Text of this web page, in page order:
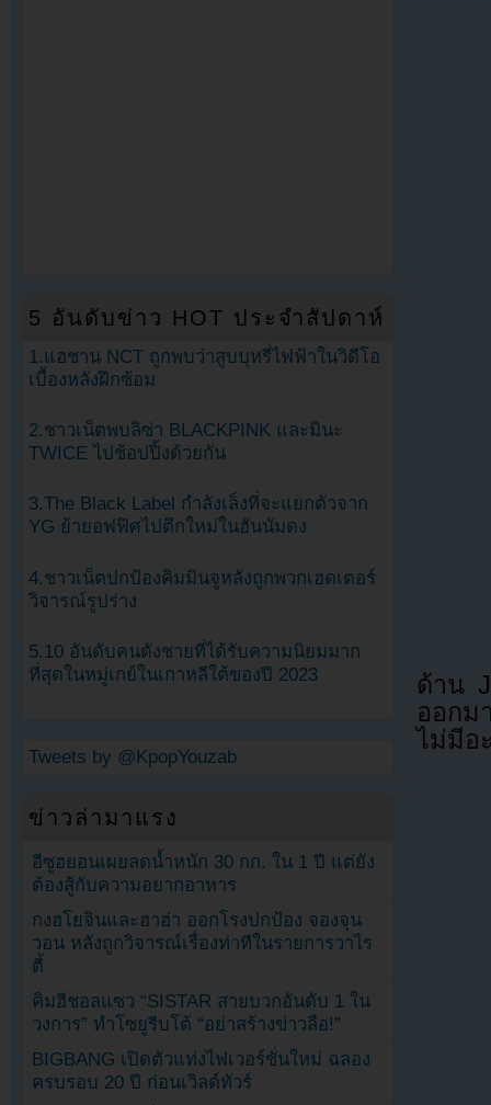
ด้าน
ออกม
ไม่มีอ
5 อันดับข่าว HOT ประจำสัปดาห์
1.แฮชาน NCT ถูกพบว่าสูบบุหรี่ไฟฟ้าในวิดีโอ
เบื้องหลังฝึกซ้อม
2.ชาวเน็ตพบลิซ่า BLACKPINK และมินะ
TWICE ไปช้อปปิ้งด้วยกัน
3.The Black Label กำลังเล็งที่จะแยกตัวจาก
YG ย้ายอฟฟิศไปตึกใหม่ในฮันนัมดง
4.ชาวเน็ตปกป้องคิมมินจูหลังถูกพวกเฮดเตอร์
วิจารณ์รูปร่าง
5.10 อันดับคนดังชายที่ได้รับความนิยมมาก
ที่สุดในหมู่เกย์ในเกาหลีใต้ของปี 2023
Tweets by @KpopYouzab
ข่าวล่ามาแรง
อีซูฮยอนเผยลดน้ำหนัก 30 กก. ใน 1 ปี แต่ยัง
ต้องสู้กับความอยากอาหาร
กงฮโยจินและฮาฮ่า ออกโรงปกป้อง จองจุน
วอน หลังถูกวิจารณ์เรื่องท่าทีในรายการวาไร
ตี้
คิมฮีชอลแซว “SISTAR สายบวกอันดับ 1 ใน
วงการ” ทำโซยูรีบโต้ “อย่าสร้างข่าวลือ!”
BIGBANG เปิดตัวแท่งไฟเวอร์ชั่นใหม่ ฉลอง
ครบรอบ 20 ปี ก่อนเวิลด์ทัวร์